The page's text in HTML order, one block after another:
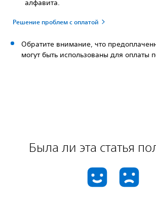
алфавита.
Решение проблем с оплатой
Обратите внимание, что
могут быть использованы для оплаты
Была ли эта статья